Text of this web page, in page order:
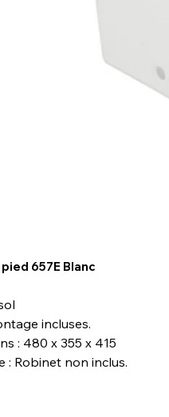
657E Blanc
incluses.
: 480 x 355 x 415
: Robinet non inclus.